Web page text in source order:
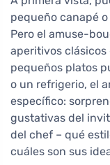
pequeño canapé
Pero el amuse-
aperitivos clásicos
pequeños platos
o un refrigerio, el
específico:
gustativas del
del chef – qué
cuáles son sus